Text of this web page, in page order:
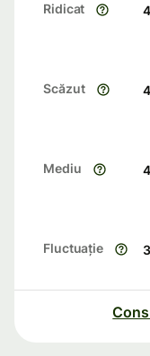
Ridicat
Scăzut
Mediu
Fluctuație